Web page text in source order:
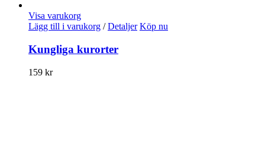
Visa varukorg
Lägg till i varukorg / Detaljer Köp nu
Kungliga kurorter
159 kr